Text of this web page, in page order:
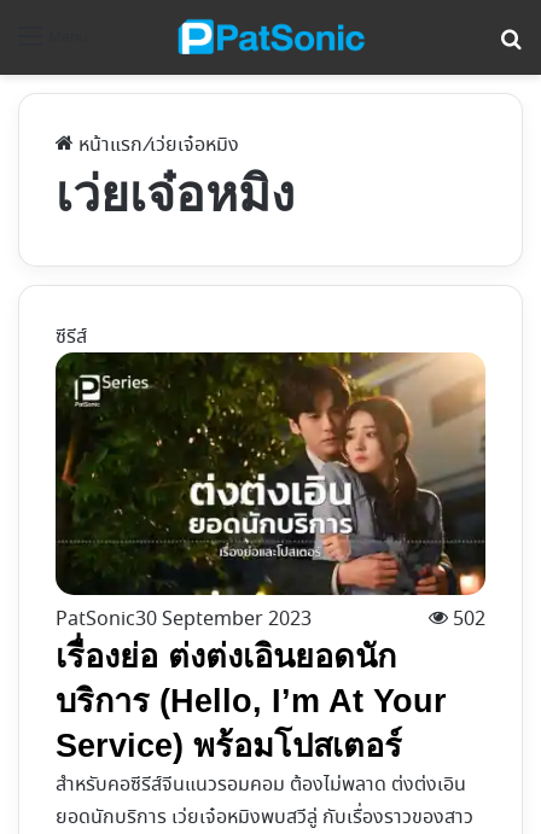
หน้าแรก/เว่ยเจ๋อหมิง
เว่ยเจ๋อหมิง
ซีรีส์
PatSonic30 September 2023 502
เรื่องย่อ ต่งต่งเอินยอดนัก
บริการ (Hello, I’m At Your
Service) พร้อมโปสเตอร์
สำหรับคอซีรีส์จีนแนวรอมคอม ต้องไม่พลาด ต่งต่งเอิน
ยอดนักบริการ เว่ยเจ๋อหมิงพบสวีลู่ กับเรื่องราวของสาว